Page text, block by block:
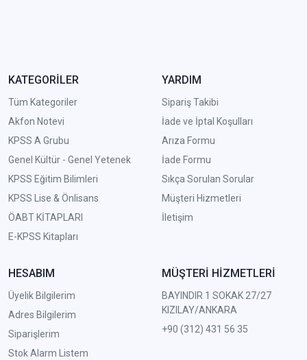
KATEGORİLER
Tüm Kategoriler
Akfon Notevi
KPSS A Grubu
Genel Kültür - Genel Yetenek
KPSS Eğitim Bilimleri
KPSS Lise & Önlisans
ÖABT KİTAPLARI
E-KPSS Kitapları
YARDIM
Sipariş Takibi
İade ve İptal Koşulları
Arıza Formu
İade Formu
Sıkça Sorulan Sorular
Müşteri Hizmetleri
İletişim
HESABIM
Üyelik Bilgilerim
Adres Bilgilerim
Siparişlerim
Stok Alarm Listem
MÜŞTERİ HİZMETLERİ
BAYINDIR 1 SOKAK 27/27
KIZILAY/ANKARA
+90 (312) 431 56 35